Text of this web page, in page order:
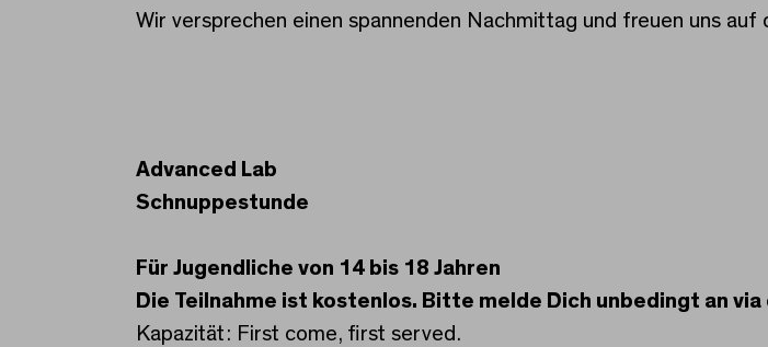
Wir versprechen einen spannenden Nachmittag und freuen uns auf
Advanced Lab
Schnuppestunde
Für Jugendliche von 14 bis 18 Jahren
Die Teilnahme ist kostenlos. Bitte melde Dich unbedingt an
Kapazität: First come, first served.